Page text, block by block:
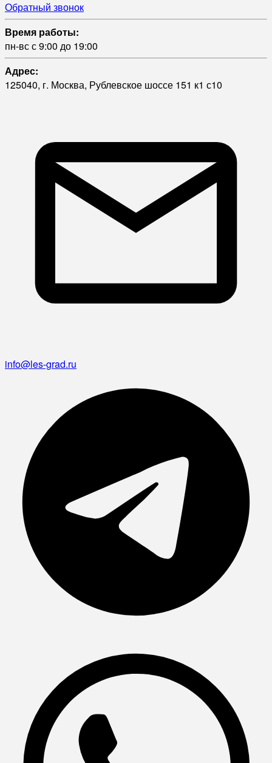
Обратный звонок
Время работы:
пн-вс с 9:00 до 19:00
Адрес:
125040, г. Москва, Рублевское шоссе 151 к1 с10
info@les-grad.ru